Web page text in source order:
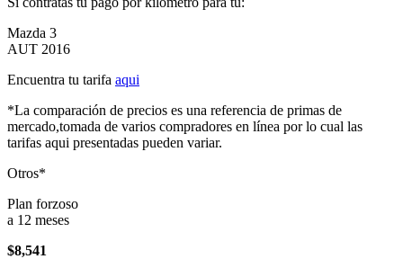
Mazda 3
AUT 2016
Encuentra tu tarifa aqui
*La comparación de precios es una referencia de primas de
mercado,tomada de varios compradores en línea por lo cual las
tarifas aqui presentadas pueden variar.
Otros*
Plan forzoso
a 12 meses
$8,541